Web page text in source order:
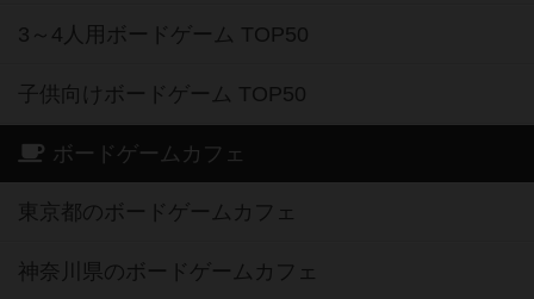
3～4人用ボードゲーム TOP50
子供向けボードゲーム TOP50
ボードゲームカフェ
東京都のボードゲームカフェ
神奈川県のボードゲームカフェ